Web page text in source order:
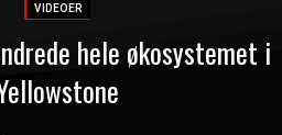
VIDEOER
hele økosystemet i